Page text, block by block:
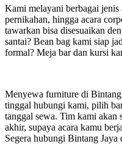
Kami melayani berbagai jenis
pernikahan, hingga acara
tawarkan bisa disesuaikan
santai? Bean bag kami siap
formal? Meja bar dan kursi
Menyewa furniture di
tinggal hubungi kami, pilih
tanggal sewa. Tim kami akan
akhir, supaya acara kamu
Segera hubungi Bintang Jaya